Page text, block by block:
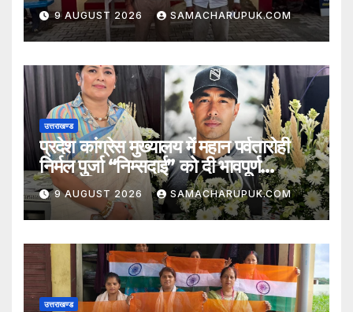
9 AUGUST 2026 SAMACHARUPUK.COM
उत्तराखण्ड
प्रदेश कांग्रेस मुख्यालय में महान पर्वतारोही
निर्मल पुर्जा “निम्सदाई” को दी भावपूर्ण
श्रद्धांजलि
9 AUGUST 2026 SAMACHARUPUK.COM
उत्तराखण्ड